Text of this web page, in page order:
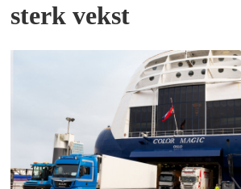
sterk vekst